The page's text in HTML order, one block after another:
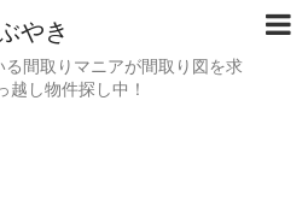
やき
間取りマニアが間取り図を求
越し物件探し中！